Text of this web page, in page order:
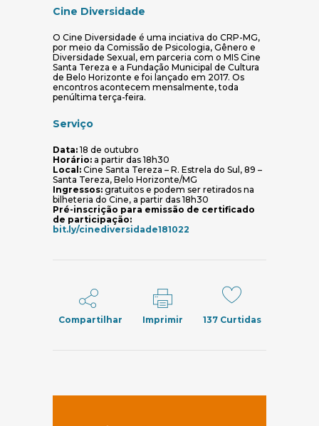
Cine Diversidade
O Cine Diversidade é uma inciativa do CRP-MG,
por meio da Comissão de Psicologia, Gênero e
Diversidade Sexual, em parceria com o MIS Cine
Santa Tereza e a Fundação Municipal de Cultura
de Belo Horizonte e foi lançado em 2017. Os
encontros acontecem mensalmente, toda
penúltima terça-feira.
Serviço
Data: 18 de outubro
Horário: a partir das 18h30
Local: Cine Santa Tereza – R. Estrela do Sul, 89 –
Santa Tereza, Belo Horizonte/MG
Ingressos: gratuitos e podem ser retirados na
bilheteria do Cine, a partir das 18h30
Pré-inscrição para emissão de certificado
de participação:
bit.ly/cinediversidade181022
Compartilhar Imprimir 137Curtidas
(abre em